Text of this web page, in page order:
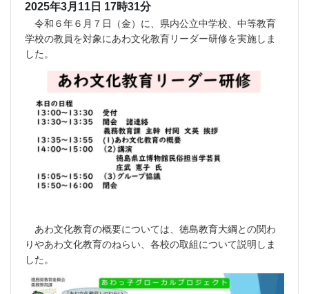
2025年3月11日 17時31分
令和６年６月７日（金）に、県内公立中学校、中等教育
学校の教員を対象にあわ文化教育リーダー研修を実施しま
した。
あわ文化教育の概要については、徳島教育大綱との関わ
りやあわ文化教育のねらい、各校の取組について説明しま
した。